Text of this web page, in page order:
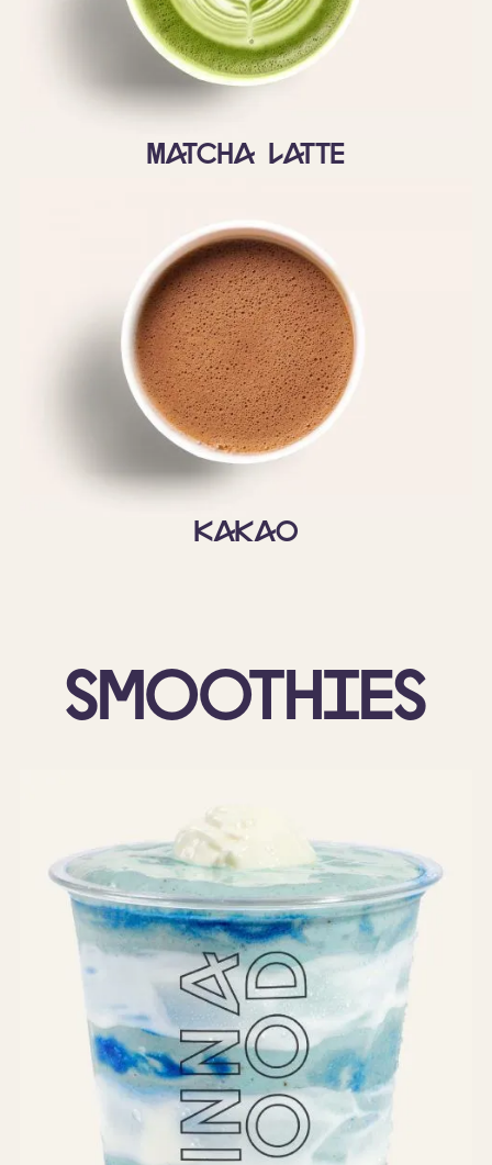
Matcha latte
Kakao
Smoothies